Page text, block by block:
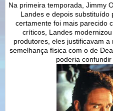
Na primeira temporada, Jimmy
Landes e depois substituído
certamente foi mais parecido
críticos, Landes
produtores, eles justificavam
semelhança física com o de
poderia